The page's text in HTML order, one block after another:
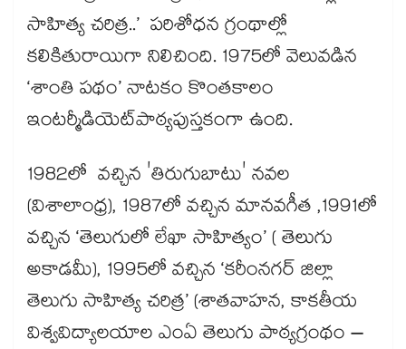
సాహిత్య చరిత్ర..’ పరిశోధన గ్రంథాల్లో
కలికితురాయిగా నిలిచింది. 1975లో వెలువడిన
‘శాంతి పథం’ నాటకం కొంతకాలం
ఇంటర్మీడియెట్​పాఠ్యపుస్తకంగా ఉంది.
1982లో వచ్చిన 'తిరుగుబాటు' నవల
(విశాలాంధ్ర), 1987లో వచ్చిన మానవగీత ,1991లో
వచ్చిన ‘తెలుగులో లేఖా సాహిత్యం’ ( తెలుగు
అకాడమీ), 1995లో వచ్చిన ‘కరీంనగర్​ జిల్లా
తెలుగు సాహిత్య చరిత్ర’ (శాతవాహన, కాకతీయ
విశ్వవిద్యాలయాల ఎంఏ తెలుగు పాఠ్యగ్రంథం –